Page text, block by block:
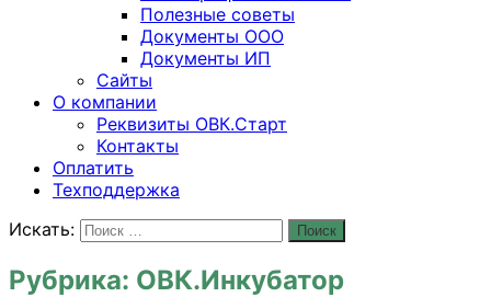
Полезные советы
Документы ООО
Документы ИП
Сайты
О компании
Реквизиты ОВК.Старт
Контакты
Оплатить
Техподдержка
Искать:
Поиск
Рубрика: ОВК.Инкубатор